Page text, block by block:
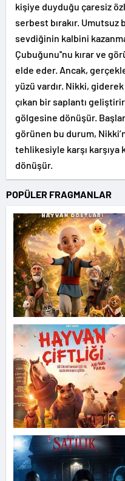
kişiye duyduğu çaresiz
serbest bırakır.
sevdiğinin kalbini
Çubuğunu''nu kırar ve
elde eder. Ancak,
yüzü vardır. Nikki,
çıkan bir saplantı
gölgesine dönüşür.
görünen bu durum,
tehlikesiyle karşı karşıya
dönüşür.
POPÜLER FRAGMANLAR